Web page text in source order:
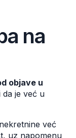
na
objave u
da je već u
već
uz napomenu